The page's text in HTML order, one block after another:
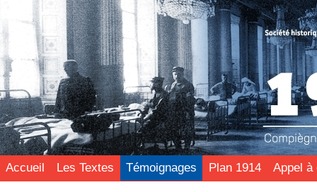
Accueil Les Textes Témoignages Plan 1914 Appel à